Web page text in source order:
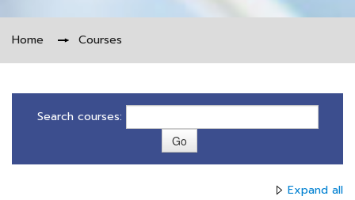
Home → Courses
Search courses:
Expand all